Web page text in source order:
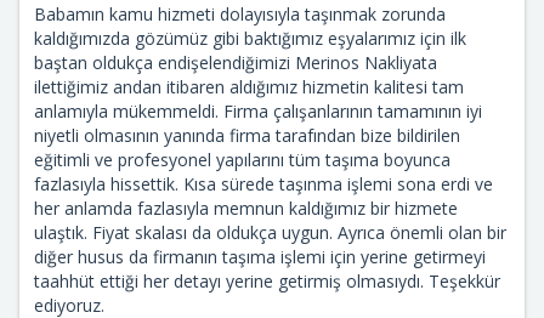
Babamın kamu hizmeti dolayısıyla taşınmak zorunda
kaldığımızda gözümüz gibi baktığımız eşyalarımız için ilk
baştan oldukça endişelendiğimizi Merinos Nakliyata
ilettiğimiz andan itibaren aldığımız hizmetin kalitesi tam
anlamıyla mükemmeldi. Firma çalışanlarının tamamının iyi
niyetli olmasının yanında firma tarafından bize bildirilen
eğitimli ve profesyonel yapılarını tüm taşıma boyunca
fazlasıyla hissettik. Kısa sürede taşınma işlemi sona erdi ve
her anlamda fazlasıyla memnun kaldığımız bir hizmete
ulaştık. Fiyat skalası da oldukça uygun. Ayrıca önemli olan bir
diğer husus da firmanın taşıma işlemi için yerine getirmeyi
taahhüt ettiği her detayı yerine getirmiş olmasıydı. Teşekkür
ediyoruz.